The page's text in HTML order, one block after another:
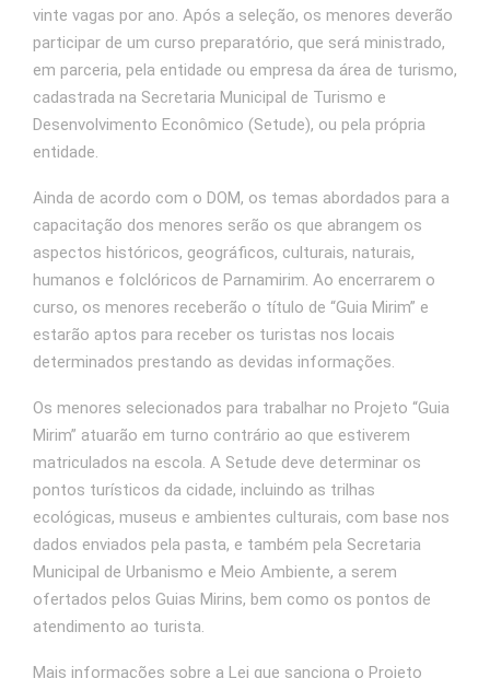
vinte vagas por ano. Após a seleção, os menores deverão
participar de um curso preparatório, que será ministrado,
em parceria, pela entidade ou empresa da área de turismo,
cadastrada na Secretaria Municipal de Turismo e
Desenvolvimento Econômico (Setude), ou pela própria
entidade.
Ainda de acordo com o DOM, os temas abordados para a
capacitação dos menores serão os que abrangem os
aspectos históricos, geográficos, culturais, naturais,
humanos e folclóricos de Parnamirim. Ao encerrarem o
curso, os menores receberão o título de “Guia Mirim” e
estarão aptos para receber os turistas nos locais
determinados prestando as devidas informações.
Os menores selecionados para trabalhar no Projeto “Guia
Mirim” atuarão em turno contrário ao que estiverem
matriculados na escola. A Setude deve determinar os
pontos turísticos da cidade, incluindo as trilhas
ecológicas, museus e ambientes culturais, com base nos
dados enviados pela pasta, e também pela Secretaria
Municipal de Urbanismo e Meio Ambiente, a serem
ofertados pelos Guias Mirins, bem como os pontos de
atendimento ao turista.
Mais informações sobre a Lei que sanciona o Projeto